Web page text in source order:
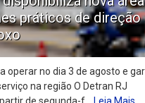
práticos de direção
operar no dia 3 de agosto e
na região O Detran RJ
de segunda-f... Leia Mais